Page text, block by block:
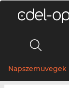
Napszemüvegek